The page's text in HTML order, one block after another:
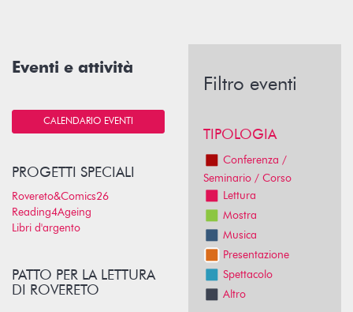
Eventi e attività
CALENDARIO EVENTI
PROGETTI SPECIALI
Rovereto&Comics26
Reading4Ageing
Libri d'argento
PATTO PER LA LETTURA
DI ROVERETO
Filtro eventi
TIPOLOGIA
Conferenza /
Seminario / Corso
Lettura
Mostra
Musica
Presentazione
Spettacolo
Altro